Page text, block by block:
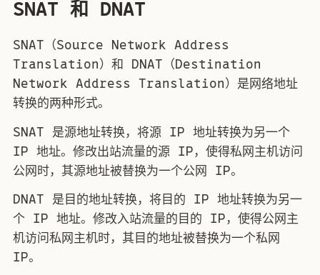
SNAT 和 DNAT
SNAT（Source Network Address
Translation）和 DNAT（Destination
Network Address Translation）是网络地址
转换的两种形式。
SNAT 是源地址转换，将源 IP 地址转换为另一个
IP 地址。修改出站流量的源 IP，使得私网主机访问
公网时，其源地址被替换为一个公网 IP。
DNAT 是目的地址转换，将目的 IP 地址转换为另一
个 IP 地址。修改入站流量的目的 IP，使得公网主
机访问私网主机时，其目的地址被替换为一个私网
IP。